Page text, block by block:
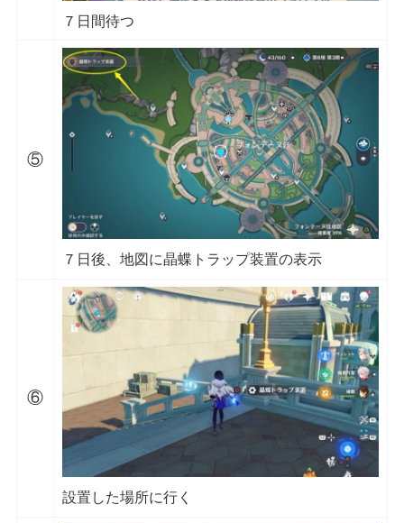
７日間待つ
⑤
７日後、地図に晶蝶トラップ装置の表示
⑥
設置した場所に行く